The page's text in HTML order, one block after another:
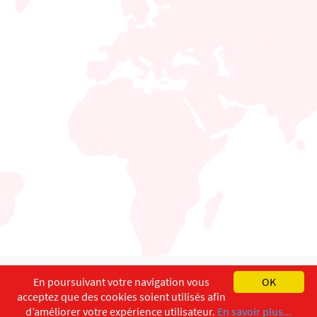
English Français
Copyright ©ISEC-AdW Aspects légaux
OK
En poursuivant votre navigation vous
acceptez que des cookies soient utilisés afin
d’améliorer votre expérience utilisateur. En savoir plus...